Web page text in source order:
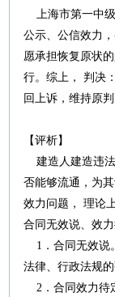
上海市第一中级
公示、公信效力
愿承担恢复原状
行。综上， 判决
回上诉，维持原判
【评析】
建造人建造违法
否能够流通，为
效力问题， 理论
合同无效说、效
1．合同无效说
法律、行政法规
2．合同效力待